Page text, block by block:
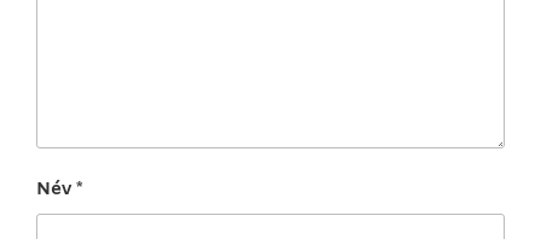
Név*